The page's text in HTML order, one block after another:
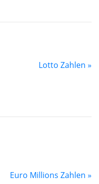
Lotto Zahlen »
Euro Millions Zahlen »